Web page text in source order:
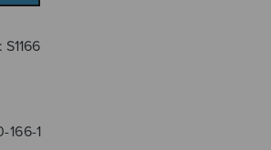
S1166
166-1